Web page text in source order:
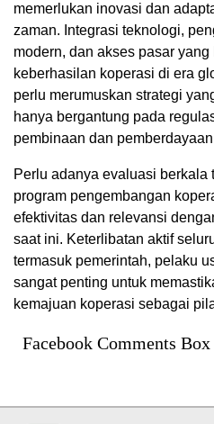
memerlukan inovasi dan
zaman. Integrasi teknologi,
modern, dan akses pasar
keberhasilan koperasi di era
perlu merumuskan strategi
hanya bergantung pada
pembinaan dan
Perlu adanya evaluasi berkala
program pengembangan
efektivitas dan relevansi
saat ini. Keterlibatan aktif
termasuk pemerintah, pelaku
sangat penting untuk
kemajuan koperasi sebagai
Facebook Comments Box